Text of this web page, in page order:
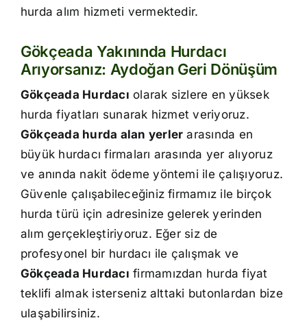
hurda alım hizmeti vermektedir.
Gökçeada Yakınında Hurdacı
Arıyorsanız: Aydoğan Geri Dönüşüm
Gökçeada Hurdacı olarak sizlere en yüksek
hurda fiyatları sunarak hizmet veriyoruz.
Gökçeada hurda alan yerler arasında en
büyük hurdacı firmaları arasında yer alıyoruz
ve anında nakit ödeme yöntemi ile çalışıyoruz.
Güvenle çalışabileceğiniz firmamız ile birçok
hurda türü için adresinize gelerek yerinden
alım gerçekleştiriyoruz. Eğer siz de
profesyonel bir hurdacı ile çalışmak ve
Gökçeada Hurdacı firmamızdan hurda fiyat
teklifi almak isterseniz alttaki butonlardan bize
ulaşabilirsiniz.